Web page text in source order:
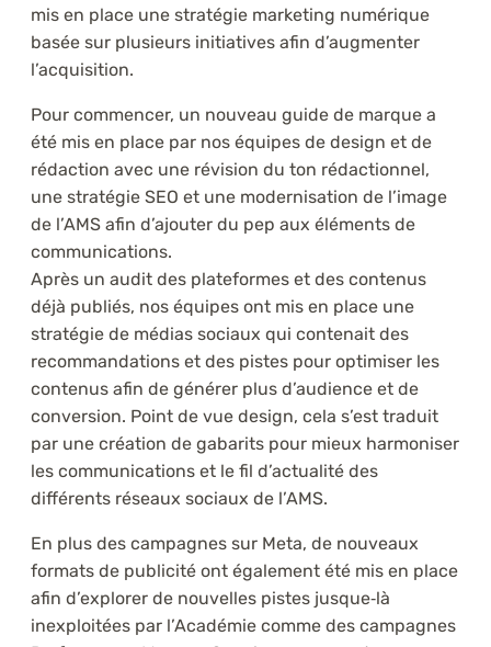
mis en place une stratégie marketing numérique
basée sur plusieurs initiatives afin d’augmenter
l’acquisition.
Pour commencer, un nouveau guide de marque a
été mis en place par nos équipes de design et de
rédaction avec une révision du ton rédactionnel,
une stratégie SEO et une modernisation de l’image
de l’AMS afin d’ajouter du pep aux éléments de
communications.
Après un audit des plateformes et des contenus
déjà publiés, nos équipes ont mis en place une
stratégie de médias sociaux qui contenait des
recommandations et des pistes pour optimiser les
contenus afin de générer plus d’audience et de
conversion. Point de vue design, cela s’est traduit
par une création de gabarits pour mieux harmoniser
les communications et le fil d’actualité des
différents réseaux sociaux de l’AMS.
En plus des campagnes sur Meta, de nouveaux
formats de publicité ont également été mis en place
afin d’explorer de nouvelles pistes jusque‑là
inexploitées par l’Académie comme des campagnes